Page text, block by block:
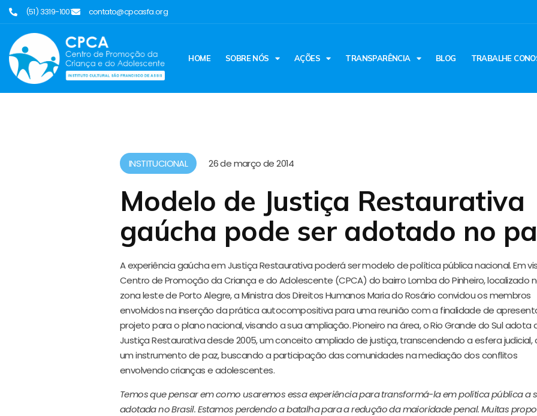
(51) 3319-1001 contato@cpcasfa.org
HOME SOBRE NÓS AÇÕES TRANSPARÊNCIA BLOG TRABALHE
INSTITUCIONAL 26 de março de 2014
Modelo de Justiça Restaurativa
gaúcha pode ser adotado no
A experiência gaúchaem Justiça Restaurativa poderá ser modelo de política pública nacional. Em
Centro de Promoção da Criança e do Adolescente (CPCA) do bairro Lomba do Pinheiro, localizado
zona leste de Porto Alegre, a Ministra dos Direitos Humanos Maria do Rosário convidou os membros
envolvidos na inserção da prática autocompositiva para uma reunião com a finalidade de
projeto para o plano nacional, visando a sua ampliação. Pioneiro na área, o Rio Grande do Sul adota
Justiça Restaurativa desde 2005, um conceito ampliado de justiça, transcendendo a esfera judicial,
um instrumento de paz, buscando a participação das comunidades na mediação dos conflitos
envolvendo crianças e adolescentes.
Temos que pensar em como usaremos essa experiência para transformá-la em política pública a
adotada no Brasil. Estamos perdendo a batalha para a redução da maioridade penal. Muitas